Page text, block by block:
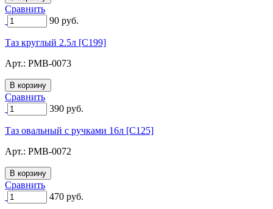
Сравнить
90 руб.
Таз круглый 2.5л [C199]
Арт.: PMB-0073
Сравнить
390 руб.
Таз овальный с ручками 16л [C125]
Арт.: PMB-0072
Сравнить
470 руб.